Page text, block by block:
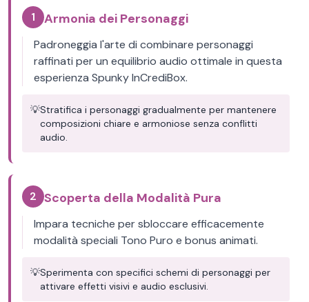
1 Armonia dei Personaggi
Padroneggia l'arte di combinare personaggi
raffinati per un equilibrio audio ottimale in questa
esperienza Spunky InCrediBox.
💡Stratifica i personaggi gradualmente per mantenere
composizioni chiare e armoniose senza conflitti
audio.
2 Scoperta della Modalità Pura
Impara tecniche per sbloccare efficacemente
modalità speciali Tono Puro e bonus animati.
💡Sperimenta con specifici schemi di personaggi per
attivare effetti visivi e audio esclusivi.